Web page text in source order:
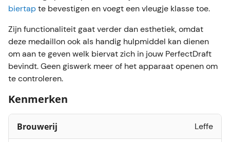
biertapte bevestigen en voegt een vleugje klasse toe.
Zijn functionaliteit gaat verder dan esthetiek, omdat
deze medaillon ook als handig hulpmiddel kan dienen
om aan te geven welk biervat zich in jouw PerfectDraft
bevindt. Geen giswerk meer of het apparaat openen om
te controleren.
Kenmerken
Brouwerij Leffe